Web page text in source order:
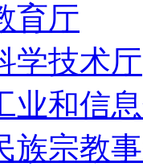
育厅
学技术厅
业和信
族宗教